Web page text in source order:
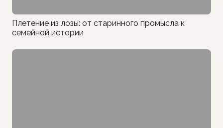
Плетение из лозы: от старинного промысла к
семейной истории